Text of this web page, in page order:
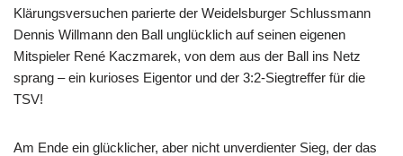
Klärungsversuchen parierte der Weidelsburger Schlussmann
Dennis Willmann den Ball unglücklich auf seinen eigenen
Mitspieler René Kaczmarek, von dem aus der Ball ins Netz
sprang – ein kurioses Eigentor und der 3:2-Siegtreffer für die
TSV!
Am Ende ein glücklicher, aber nicht unverdienter Sieg, der das